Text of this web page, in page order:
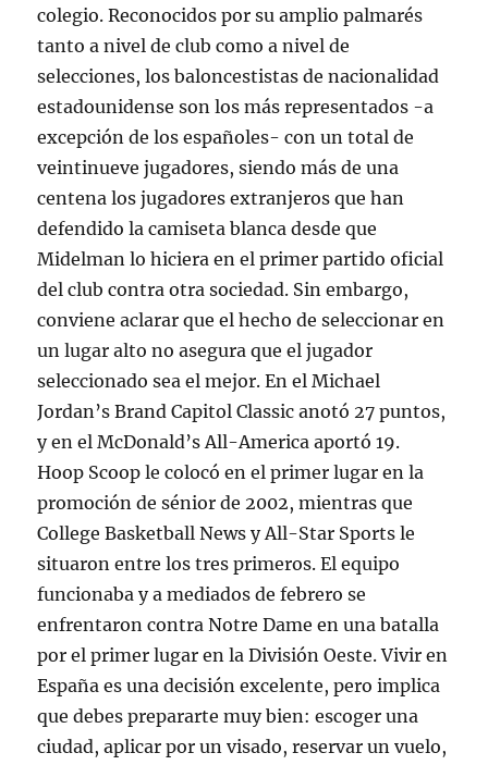
colegio. Reconocidos por su amplio palmarés
tanto a nivel de club como a nivel de
selecciones, los baloncestistas de nacionalidad
estadounidense son los más representados -a
excepción de los españoles- con un total de
veintinueve jugadores, siendo más de una
centena los jugadores extranjeros que han
defendido la camiseta blanca desde que
Midelman lo hiciera en el primer partido oficial
del club contra otra sociedad. Sin embargo,
conviene aclarar que el hecho de seleccionar en
un lugar alto no asegura que el jugador
seleccionado sea el mejor. En el Michael
Jordan’s Brand Capitol Classic anotó 27 puntos,
y en el McDonald’s All-America aportó 19.
Hoop Scoop le colocó en el primer lugar en la
promoción de sénior de 2002, mientras que
College Basketball News y All-Star Sports le
situaron entre los tres primeros. El equipo
funcionaba y a mediados de febrero se
enfrentaron contra Notre Dame en una batalla
por el primer lugar en la División Oeste. Vivir en
España es una decisión excelente, pero implica
que debes prepararte muy bien: escoger una
ciudad, aplicar por un visado, reservar un vuelo,